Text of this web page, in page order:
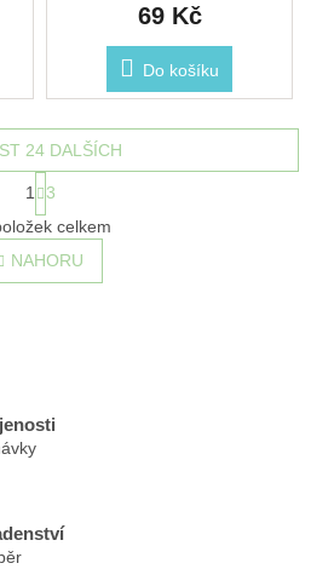
69 Kč
Do košíku
O
v
l
á
r
ý
24 DALŠÍCH
t
r
á
n
k
1
3
celkem
NAHORU